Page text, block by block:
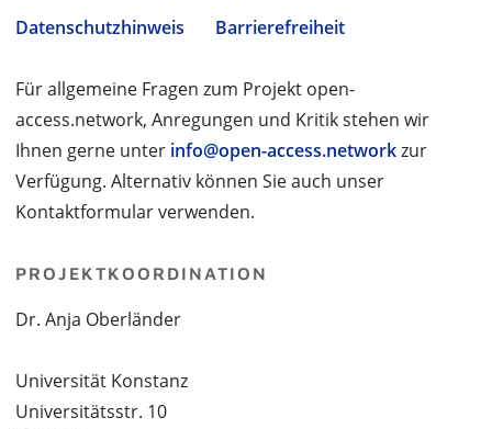
Datenschutzhinweis
Barrierefreiheit
Für allgemeine Fragen zum Projekt open-
access.network, Anregungen und Kritik stehen wir
Ihnen gerne unter info@open-access.networkzur
Verfügung. Alternativ können Sie auch unser
Kontaktformular verwenden.
PROJEKTKOORDINATION
Dr. Anja Oberländer
Universität Konstanz
Universitätsstr. 10